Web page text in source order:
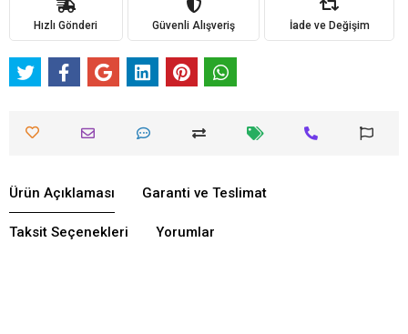
Hızlı Gönderi Güvenli Alışveriş İade ve Değişim
Ürün Açıklaması Garanti ve Teslimat
Taksit Seçenekleri Yorumlar